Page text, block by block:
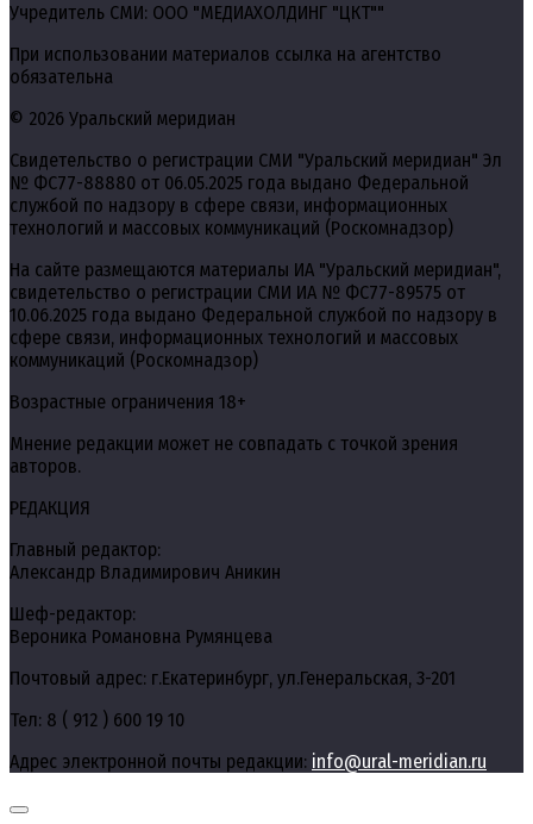
Учредитель СМИ: ООО "МЕДИАХОЛДИНГ "ЦКТ""
При использовании материалов ссылка на агентство
обязательна
© 2026 Уральский меридиан
Свидетельство о регистрации СМИ "Уральский меридиан" Эл
№ ФС77-88880 от 06.05.2025 года выдано Федеральной
службой по надзору в сфере связи, информационных
технологий и массовых коммуникаций (Роскомнадзор)
На сайте размещаются материалы ИА "Уральский меридиан",
свидетельство о регистрации СМИ ИА № ФС77-89575 от
10.06.2025 года выдано Федеральной службой по надзору в
сфере связи, информационных технологий и массовых
коммуникаций (Роскомнадзор)
Возрастные ограничения 18+
Мнение редакции может не совпадать с точкой зрения
авторов.
РЕДАКЦИЯ
Главный редактор:
Александр Владимирович Аникин
Шеф-редактор:
Вероника Романовна Румянцева
Почтовый адрес: г.Екатеринбург, ул.Генеральская, 3-201
Тел: 8 ( 912 ) 600 19 10
Адрес электронной почты редакции: info@ural-meridian.ru